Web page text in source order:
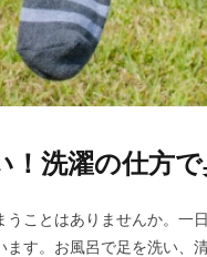
！洗濯の仕方
ことはありませんか。一
す。お風呂で足を洗い、